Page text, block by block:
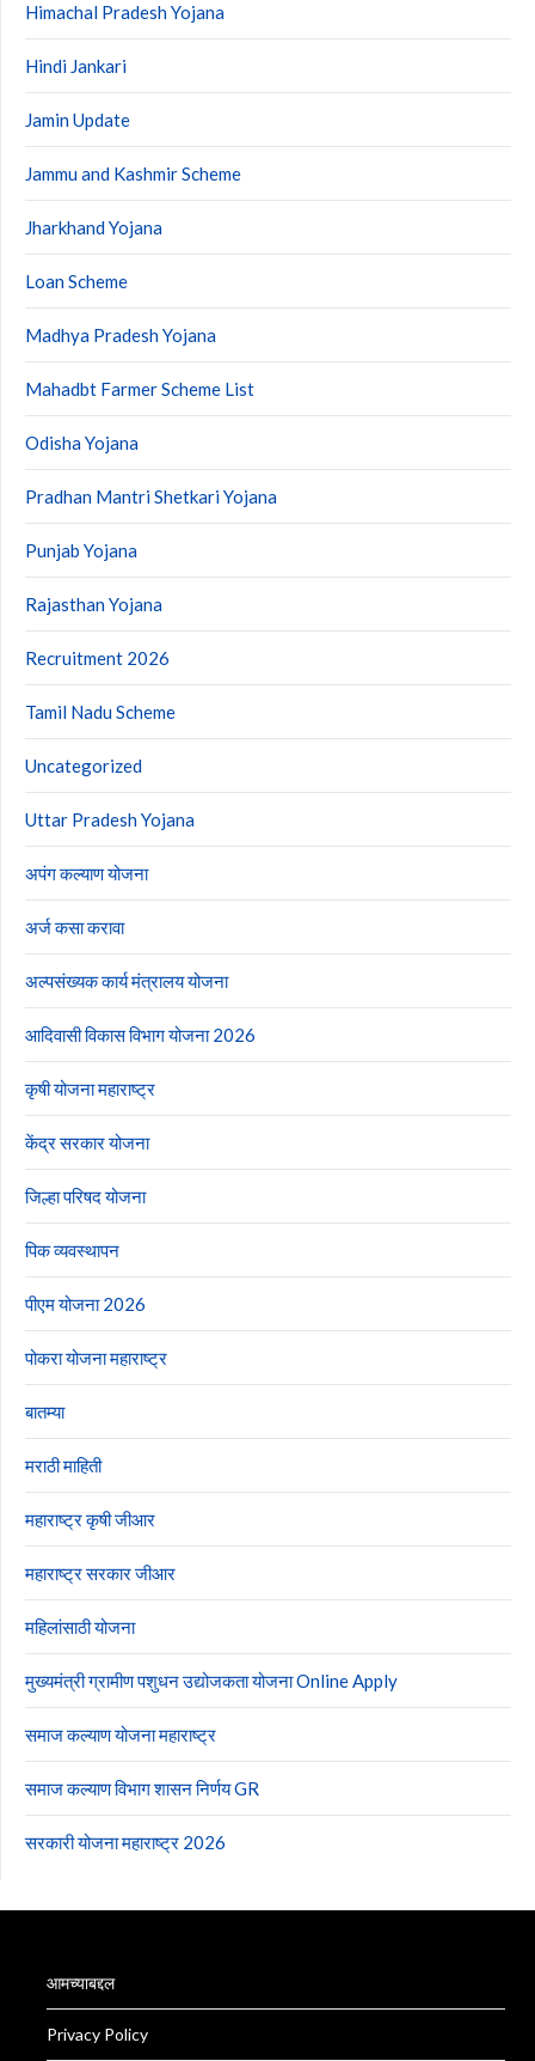
Himachal Pradesh Yojana
Hindi Jankari
Jamin Update
Jammu and Kashmir Scheme
Jharkhand Yojana
Loan Scheme
Madhya Pradesh Yojana
Mahadbt Farmer Scheme List
Odisha Yojana
Pradhan Mantri Shetkari Yojana
Punjab Yojana
Rajasthan Yojana
Recruitment 2026
Tamil Nadu Scheme
Uncategorized
Uttar Pradesh Yojana
अपंग कल्याण योजना
अर्ज कसा करावा
अल्पसंख्यक कार्य मंत्रालय योजना
आदिवासी विकास विभाग योजना 2026
कृषी योजना महाराष्ट्र
केंद्र सरकार योजना
जिल्हा परिषद योजना
पिक व्यवस्थापन
पीएम योजना 2026
पोकरा योजना महाराष्ट्र
बातम्या
मराठी माहिती
महाराष्ट्र कृषी जीआर
महाराष्ट्र सरकार जीआर
महिलांसाठी योजना
मुख्यमंत्री ग्रामीण पशुधन उद्योजकता योजना Online Apply
समाज कल्याण योजना महाराष्ट्र
समाज कल्याण विभाग शासन निर्णय GR
सरकारी योजना महाराष्ट्र 2026
आमच्याबद्दल
Privacy Policy